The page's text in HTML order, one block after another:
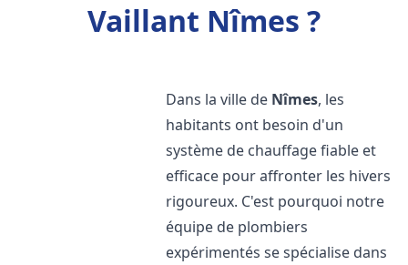
Vaillant Nîmes ?
Dans la ville de Nîmes, les
habitants ont besoin d'un
système de chauffage fiable et
efficace pour affronter les hivers
rigoureux. C'est pourquoi notre
équipe de plombiers
expérimentés se spécialise dans